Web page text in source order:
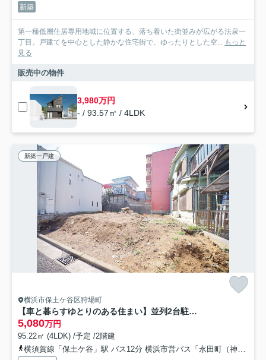
新築
第一種低層住居専用地域に位置する、落ち着いた街並みが広がる法泉一
丁目。戸建てを中心とした静かな住宅街で、ゆったりとした空... もっと
見る
販売中の物件
3,980万円
- / 93.57㎡ / 4LDK
新築一戸建
横浜市保土ケ谷区狩場町
【車と暮らすゆとりのある住まい】並列2台駐車可×16帖LDK｜狩場インター近くの快適動線｜★仲介手数料無料★
5,080万円
95.22㎡ (4LDK) /予定 /2階建
横須賀線「保土ケ谷」駅 バス12分 横浜市営バス「永田町（神奈川県）」 停歩4分